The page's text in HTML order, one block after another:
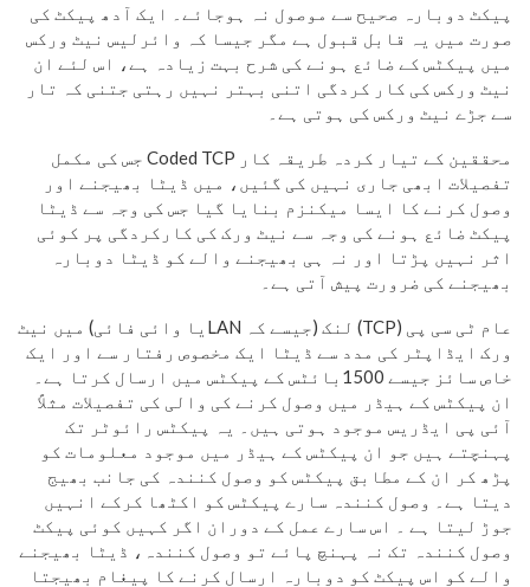
پیکٹ دوبارہ صحیح سے موصول نہ ہوجائے۔ ایک آدھ پیکٹ کی
صورت میں یہ قابل قبول ہے مگر جیسا کہ وائرلیس نیٹ ورکس
میں پیکٹس کے ضائع ہونے کی شرح بہت زیادہ ہے، اس لئے ان
نیٹ ورکس کی کار کردگی اتنی بہتر نہیں رہتی جتنی کہ تار
سے جڑے نیٹ ورکس کی ہوتی ہے۔
محققین کے تیار کردہ طریقہ کار Coded TCP جس کی مکمل
تفصیلات ابھی جاری نہیں کی گئیں، میں ڈیٹا بھیجنے اور
وصول کرنے کا ایسا میکنزم بنایا گیا جس کی وجہ سے ڈیٹا
پیکٹ ضائع ہونے کی وجہ سے نیٹ ورک کی کارکردگی پر کوئی
اثر نہیں پڑتا اور نہ ہی بھیجنے والے کو ڈیٹا دوبارہ
بھیجنے کی ضرورت پیش آتی ہے۔
عام ٹی سی پی (TCP) لنک (جیسے کہ LANیا وائی فائی) میں نیٹ
ورک ایڈاپٹر کی مدد سے ڈیٹا ایک مخصوص رفتار سے اور ایک
خاص سائز جیسے 1500بائٹس کے پیکٹس میں ارسال کرتا ہے۔
ان پیکٹس کے ہیڈر میں وصول کرنے کی والی کی تفصیلات مثلاً
آئی پی ایڈریس موجود ہوتی ہیں۔ یہ پیکٹس رائوٹر تک
پہنچتے ہیں جو ان پیکٹس کے ہیڈر میں موجود معلومات کو
پڑھ کر ان کے مطابق پیکٹس کو وصول کنندہ کی جانب بھیج
دیتا ہے۔ وصول کنندہ سارے پیکٹس کو اکٹھا کرکے انہیں
جوڑ لیتا ہے ۔ اس سارے عمل کے دوران اگر کہیں کوئی پیکٹ
وصول کنندہ تک نہ پہنچ پائے تو وصول کنندہ، ڈیٹا بھیجنے
والے کو اس پیکٹ کو دوبارہ ارسال کرنے کا پیغام بھیجتا